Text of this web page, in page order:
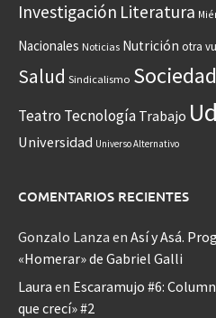
Investigación Literatura
Nacionales Noticias Nutrición otra
Salud Sindicalismo Sociedad
Teatro Tecnología Trabajo
Universidad Universo Alternativo
COMENTARIOS RECIENTES
Gonzalo Lanza en Así y Asá.
«Homerar» de Gabriel Galli
Laura en Escaramujo #6:
que crecí» #2